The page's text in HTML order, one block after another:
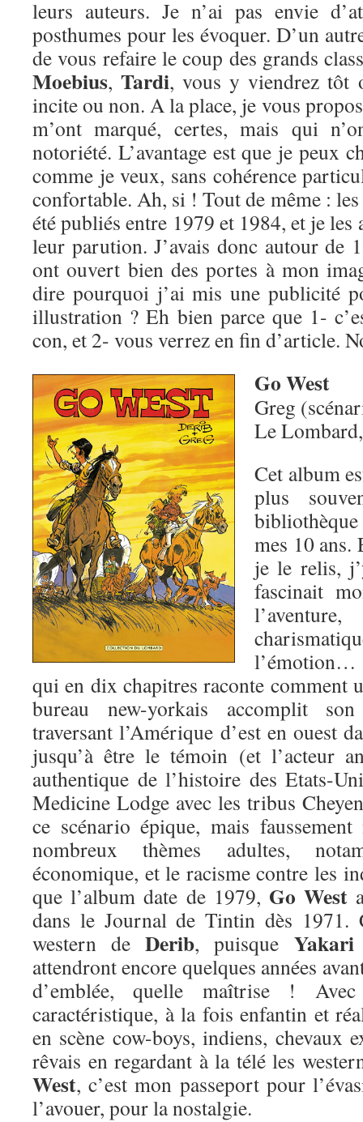
leurs auteurs. Je n’ai pas envie
posthumes pour les évoquer. D’un
de vous refaire le coup des grands
Moebius,Tardi, vous y viendrez tôt
incite ou non. A la place, je vous
m’ont marqué, certes, mais qui
notoriété. L’avantage est que je peux
comme je veux, sans cohérence
confortable. Ah, si ! Tout de même :
été publiés entre 1979 et 1984, et je les
leur parution. J’avais donc autour de
ont ouvert bien des portes à mon
dire pourquoi j’ai mis une publicité
illustration ? Eh bien parce que 1-
con, et 2- vous verrez en fin d’article.
Go West
Greg
Le
Cet album
plus
mes 10 ans.
je le relis,
fascinait
l’émotion…
qui en dix chapitres raconte comment
bureau new-yorkais accomplit
traversant l’Amérique d’est en ouest
jusqu’à être le témoin (et l’acteur
authentique de l’histoire des Etats-
Medicine Lodge avec les tribus
ce scénario épique, mais
nombreux thèmes adultes,
économique, et le racisme contre les
que l’album date de 1979, Go West
dans le Journal de Tintin dès 1971.
western deDerib, puisque Yakari
attendront encore quelques années
d’emblée, quelle maîtrise !
caractéristique, à la fois enfantin et
en scène cow-boys, indiens, chevaux
rêvais en regardant à la télé les
West, c’est mon passeport pour
l’avouer, pour la nostalgie.